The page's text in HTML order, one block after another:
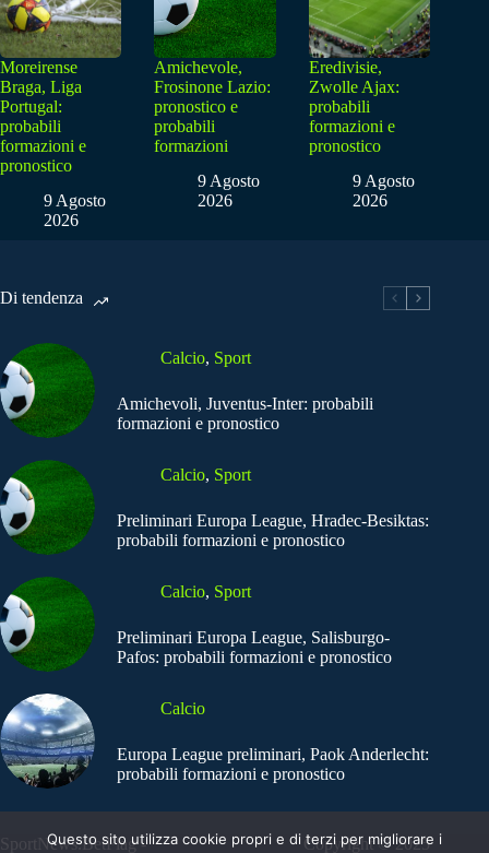
Moreirense
Braga, Liga
Portugal:
probabili
formazioni e
pronostico
9 Agosto
2026
Amichevole,
Frosinone Lazio:
pronostico e
probabili
formazioni
9 Agosto
2026
Eredivisie,
Zwolle Ajax:
probabili
formazioni e
pronostico
9 Agosto
2026
Di tendenza
Calcio, Sport
Amichevoli, Juventus-Inter: probabili
formazioni e pronostico
Calcio, Sport
Preliminari Europa League, Hradec-Besiktas:
probabili formazioni e pronostico
Calcio, Sport
Preliminari Europa League, Salisburgo-
Pafos: probabili formazioni e pronostico
Calcio
Europa League preliminari, Paok Anderlecht:
probabili formazioni e pronostico
SportNews.BetFlag - Copyright © 2025
Questo sito utilizza cookie propri e di terzi per migliorare i